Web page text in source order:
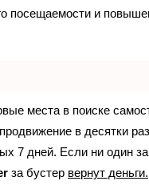
посещаемости и
места в поиске
в десятки
7 дней. Если ни один
за бустер вернут деньги.